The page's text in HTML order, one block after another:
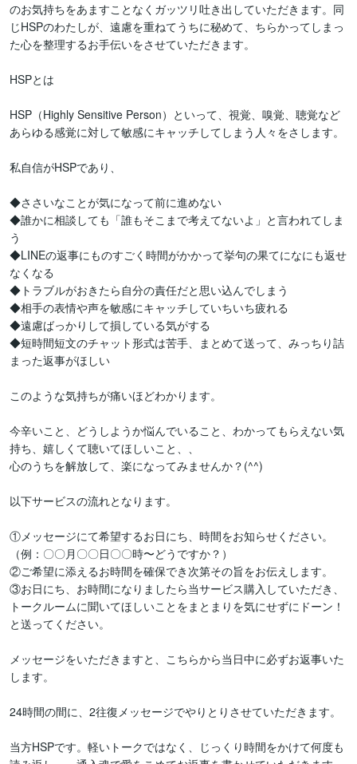
のお気持ちをあますことなくガッツリ吐き出していただきます。同
じHSPのわたしが、遠慮を重ねてうちに秘めて、ちらかってしまっ
た心を整理するお手伝いをさせていただきます。
HSPとは
HSP（Highly Sensitive Person）といって、視覚、嗅覚、聴覚など
あらゆる感覚に対して敏感にキャッチしてしまう人々をさします。
私自信がHSPであり、
◆ささいなことが気になって前に進めない
◆誰かに相談しても「誰もそこまで考えてないよ」と言われてしま
う
◆LINEの返事にものすごく時間がかかって挙句の果てになにも返せ
なくなる
◆トラブルがおきたら自分の責任だと思い込んでしまう
◆相手の表情や声を敏感にキャッチしていちいち疲れる
◆遠慮ばっかりして損している気がする
◆短時間短文のチャット形式は苦手、まとめて送って、みっちり詰
まった返事がほしい
このような気持ちが痛いほどわかります。
今辛いこと、どうしようか悩んでいること、わかってもらえない気
持ち、嬉しくて聴いてほしいこと、、
心のうちを解放して、楽になってみませんか？(^^)
以下サービスの流れとなります。
①メッセージにて希望するお日にち、時間をお知らせください。
（例：〇〇月〇〇日〇〇時〜どうですか？）
②ご希望に添えるお時間を確保でき次第その旨をお伝えします。
③お日にち、お時間になりましたら当サービス購入していただき、
トークルームに聞いてほしいことをまとまりを気にせずにドーン！
と送ってください。
メッセージをいただきますと、こちらから当日中に必ずお返事いた
します。
24時間の間に、2往復メッセージでやりとりさせていただきます。
当方HSPです。軽いトークではなく、じっくり時間をかけて何度も